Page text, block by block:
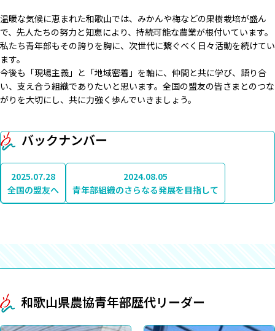
温暖な気候に恵まれた和歌山では、みかんや梅などの果樹栽培が盛ん
で、先人たちの努力と知恵により、持続可能な農業が根付いています。
私たち青年部もその誇りを胸に、次世代に繋ぐべく日々活動を続けてい
ます。
今後も「現場主義」と「地域密着」を軸に、仲間と共に学び、語り合
い、支え合う組織でありたいと思います。全国の盟友の皆さまとのつな
がりを大切にし、共に力強く歩んでいきましょう。
バックナンバー
2025.07.28
全国の盟友へ
2024.08.05
青年部組織のさらなる発展を目指して
和歌山県農協青年部歴代リーダー